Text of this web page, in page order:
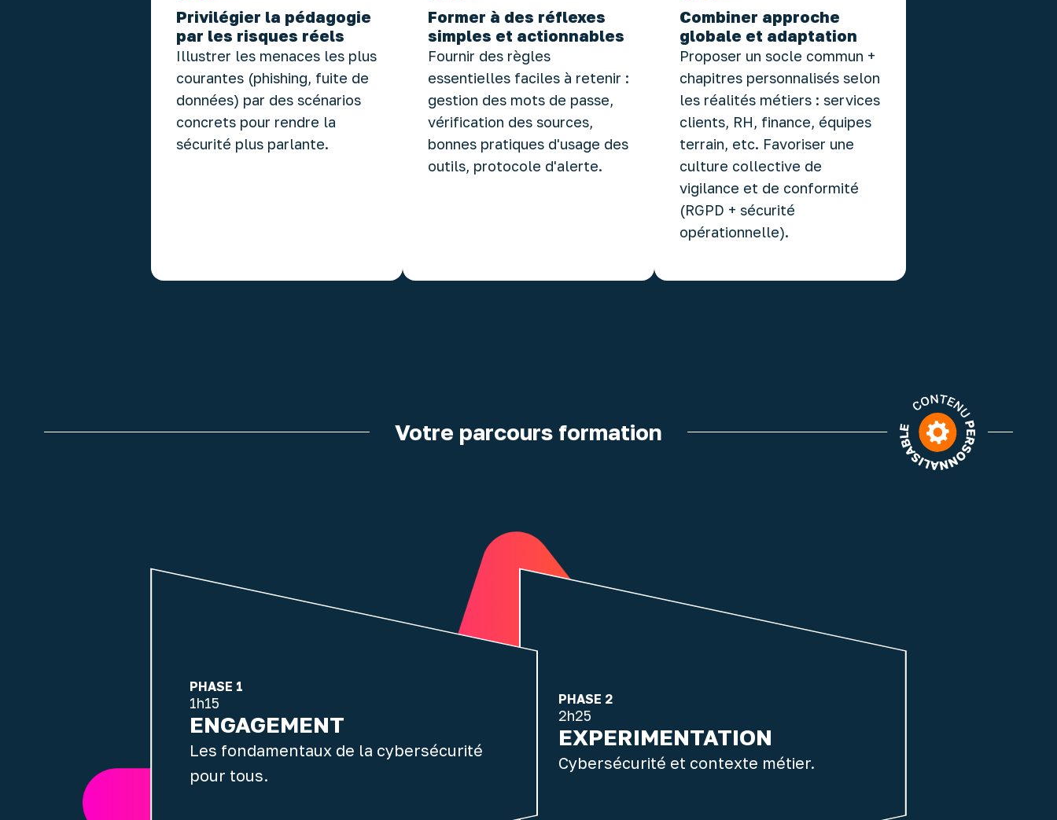
Privilégier la pédagogie
par les risques réels
Illustrer les menaces les plus
courantes (phishing, fuite de
données) par des scénarios
concrets pour rendre la
sécurité plus parlante.
Former à des réflexes
simples et actionnables
Fournir des règles
essentielles faciles à retenir :
gestion des mots de passe,
vérification des sources,
bonnes pratiques d'usage des
outils, protocole d'alerte.
Combiner approche
globale et adaptation
Proposer un socle commun +
chapitres personnalisés selon
les réalités métiers : services
clients, RH, finance, équipes
terrain, etc. Favoriser une
culture collective de
vigilance et de conformité
(RGPD + sécurité
opérationnelle).
Votre parcours formation
PHASE 1
1h15
ENGAGEMENT
Les fondamentaux de la cybersécurité
pour tous.
PHASE 2
2h25
EXPERIMENTATION
Cybersécurité et contexte métier.